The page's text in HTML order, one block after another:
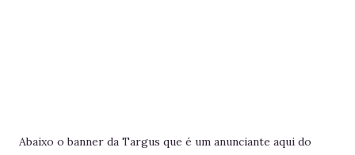
Abaixo o banner da Targus que é um anunciante aqui do